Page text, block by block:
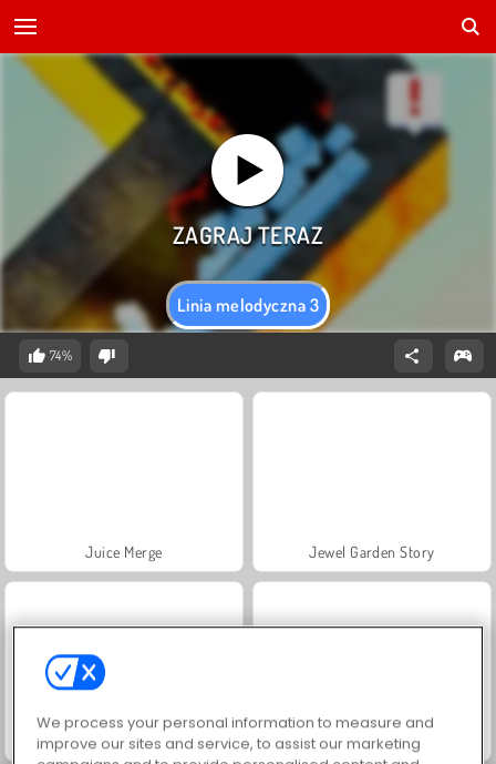
Linia melodyczna 3
74%
Juice Merge Jewel Garden Story
Masha and the Bear: Meadows Scala 40
We process your personal information to measure and
improve our sites and service, to assist our marketing